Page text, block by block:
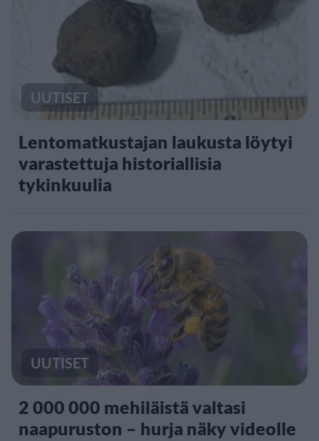
UUTISET
Lentomatkustajan laukusta löytyi
varastettuja historiallisia
tykinkuulia
UUTISET
2 000 000 mehiläistä valtasi
naapuruston – hurja näky videolle